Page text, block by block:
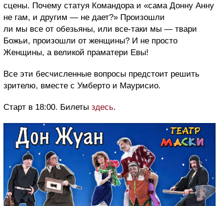
сцены. Почему статуя Командора и «сама Донну Анну
не гам, и другим — не дает?» Произошли
ли мы все от обезьяны, или все-таки мы — твари
Божьи, произошли от женщины? И не просто
Женщины, а великой праматери Евы!
Все эти бесчисленные вопросы предстоит решить
зрителю, вместе с Умберто и Маурисио.
Старт в 18:00. Билеты здесь.